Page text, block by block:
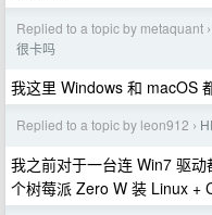
Replied to a topic by metaquant ›
很卡吗
我这里 Windows 和 macOS
Replied to a topic by leon912 ›
我之前对于一台连 Win7 驱
个树莓派 Zero W 装 Linux +